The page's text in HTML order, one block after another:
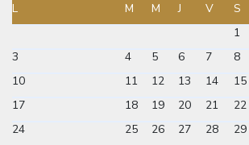
L M M J V S
1
3
4 5 6 7 8
10
11 12 13 14 15
17
18 19 20 21 22
24
25 26 27 28 29